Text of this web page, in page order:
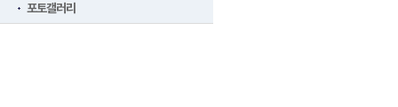
포토갤러리